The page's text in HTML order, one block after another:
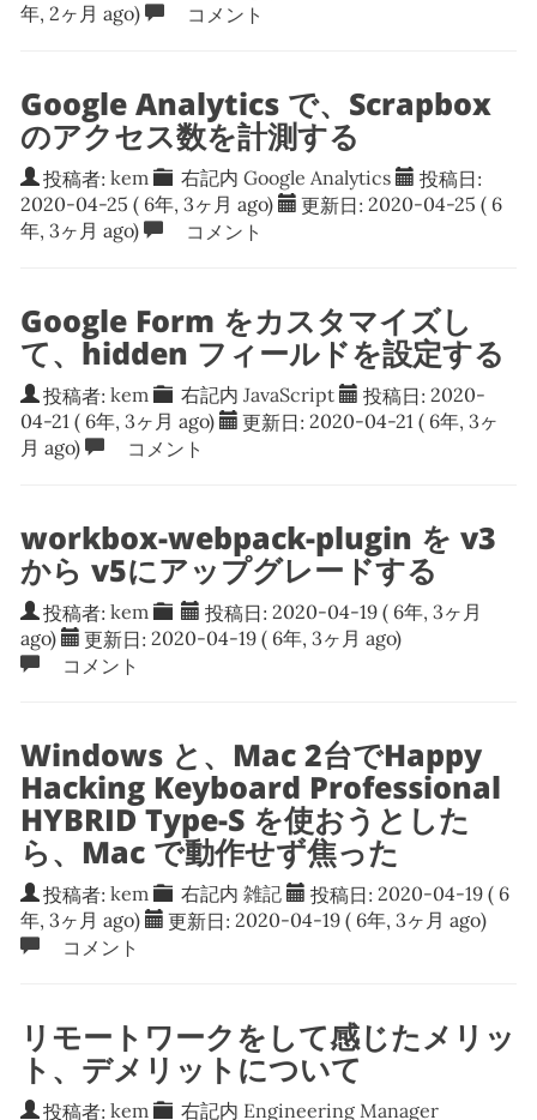
年, 2ヶ月 ago)
コメント
Google Analytics で、Scrapbox
のアクセス数を計測する
投稿者: kem 右記内Google Analytics 投稿日:
2020-04-25 ( 6年, 3ヶ月 ago) 更新日: 2020-04-25 ( 6
年, 3ヶ月 ago)
コメント
Google Form をカスタマイズし
て、hidden フィールドを設定する
投稿者: kem 右記内JavaScript 投稿日: 2020-
04-21 ( 6年, 3ヶ月 ago) 更新日: 2020-04-21 ( 6年, 3ヶ
月 ago)
コメント
workbox-webpack-plugin を v3
から v5にアップグレードする
投稿者: kem 投稿日: 2020-04-19( 6年, 3ヶ月
ago)
更新日: 2020-04-19 ( 6年, 3ヶ月 ago)
コメント
Windows と、Mac 2台でHappy
Hacking Keyboard Professional
HYBRID Type-S を使おうとした
ら、Mac で動作せず焦った
投稿者: kem 右記内雑記 投稿日: 2020-04-19( 6
年, 3ヶ月 ago)
更新日: 2020-04-19 ( 6年, 3ヶ月 ago)
コメント
リモートワークをして感じたメリッ
ト、デメリットについて
投稿者: kem 右記内 Engineering Manager